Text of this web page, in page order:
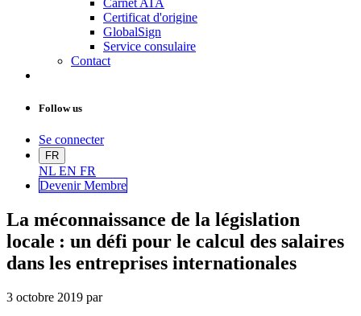
Carnet ATA
Certificat d'origine
GlobalSign
Service consulaire
Contact
Follow us
Se connecter
FR
NL EN FR
Devenir Membre
La méconnaissance de la législation
locale : un défi pour le calcul des salaires
dans les entreprises internationales
3 octobre 2019 par